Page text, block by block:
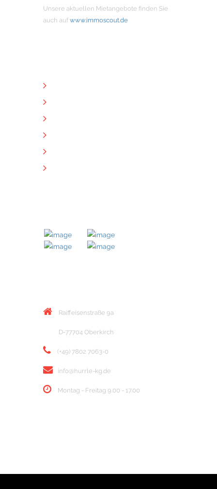
Unsere aktuellen Mietangebote finden Sie
auch auf www.immoscout.de
Raiffeisenstraße 9a
D-77704 Oberkirch
(+49) 7802 7063-0
info@hurrle-kg.de
Montag - Freitag 9.00 - 17.00